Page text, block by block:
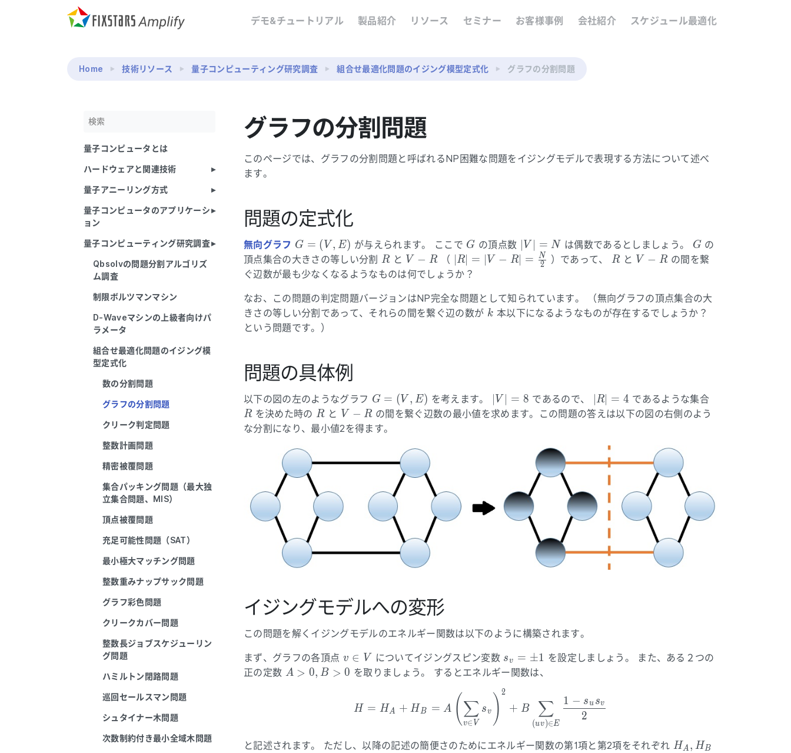
デモ&チュートリアル 製品紹介 リソース セミナー お客様事例 会社紹介 スケジュール最適化
Home 技術リソース 量子コンピューティング研究調査 組合せ最適化問題のイジング模型定式化 グラフの分割問題
量子コンピュータとは
ハードウェアと関連技術
量子アニーリング方式
量子コンピュータのアプリケーシ
ョン
量子コンピューティング研究調査
Qbsolvの問題分割アルゴリズ
ム調査
制限ボルツマンマシン
D-Waveマシンの上級者向けパ
ラメータ
組合せ最適化問題のイジング模
型定式化
数の分割問題
グラフの分割問題
クリーク判定問題
整数計画問題
精密被覆問題
集合パッキング問題（最大独
立集合問題、MIS）
頂点被覆問題
充足可能性問題（SAT）
最小極大マッチング問題
整数重みナップサック問題
グラフ彩色問題
クリークカバー問題
整数長ジョブスケジューリン
グ問題
ハミルトン閉路問題
巡回セールスマン問題
シュタイナー木問題
次数制約付き最小全域木問題
グラフの分割問題
このページでは、グラフの分割問題と呼ばれるNP困難な問題をイジングモデルで表現する方法について述べ
ます。
問題の定式化
無向グラフ G
=
(V,
G = ( V , E) が与えられます。 ここで G
G の頂点数 |V|
=
V = N は偶数であるとしましょう。 G
G の
頂点集合の大きさの等しい分割
R
R と V
-
V − R （ |R| = |V-
R| =
{2}
R∣ = V − R∣ = 2
N ）であって、 R
R と V-
V − R の間を繋
ぐ辺数が最も少なくなるようなものは何でしょうか？
なお、この問題の判定問題バージョンはNP完全な問題として知られています。 （無向グラフの頂点集合の大
きさの等しい分割であって、それらの間を繋ぐ辺の数が k
k 本以下になるようなものが存在するでしょうか？
という問題です。）
問題の具体例
以下の図の左のようなグラフ G
=
(V,
G = (V , E) を考えます。 |V|=8
V = 8 であるので、 |R|=4
R∣ = 4 であるような集合
R を決めた時の R
R と V-
R
V − R の間を繋ぐ辺数の最小値を求めます。この問題の答えは以下の図の右側のよう
な分割になり、最小値2を得ます。
イジングモデルへの変形
この問題を解くイジングモデルのエネルギー関数は以下のように構築されます。
まず、グラフの各頂点 v
\in
v ∈ V についてイジングスピン変数 s_v
=
1
sv = ±1 を設定しましょう。 また、ある２つの
正の定数 A >
A > 0, B > 0 を取りましょう。 するとエネルギー関数は、
H = H_A + H_B = A \left( \sum_{v \in V} s_v \right)^2
H = H A + H B = A ( v∈ V
∑ sv ) 2
+ B
(uv )∈E
∑ 2
1 − su sv
と記述されます。 ただし、以降の記述の簡便さのためにエネルギー関数の第1項と第2項をそれぞれ H_A,
HA , HB